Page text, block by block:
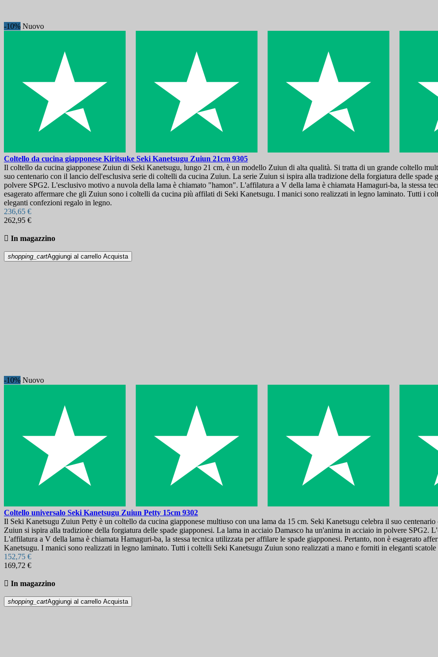
-10% Nuovo
Coltello da cucina giapponese Kiritsuke Seki Kanetsugu Zuiun 21cm 9305
Il coltello da cucina giapponese Zuiun di Seki Kanetsugu, lungo 21 cm, è un modello Zuiun di alta qualità. Si tratta di un grande coltello
suo centenario con il lancio dell'esclusiva serie di coltelli da cucina Zuiun. La serie Zuiun si ispira alla tradizione della forgiatura delle
polvere SPG2. L'esclusivo motivo a nuvola della lama è chiamato "hamon". L'affilatura a V della lama è chiamata Hamaguri-ba, la stessa
esagerato affermare che gli Zuiun sono i coltelli da cucina più affilati di Seki Kanetsugu. I manici sono realizzati in legno laminato. Tutti i
eleganti confezioni regalo in legno.
236,65 €
262,95 €
 In magazzino
shopping_cartAggiungi al carrello Acquista
-10% Nuovo
Coltello universalo Seki Kanetsugu Zuiun Petty 15cm 9302
Il Seki Kanetsugu Zuiun Petty è un coltello da cucina giapponese multiuso con una lama da 15 cm. Seki Kanetsugu celebra il suo
Zuiun si ispira alla tradizione della forgiatura delle spade giapponesi. La lama in acciaio Damasco ha un'anima in acciaio in polvere SPG2.
L'affilatura a V della lama è chiamata Hamaguri-ba, la stessa tecnica utilizzata per affilare le spade giapponesi. Pertanto, non è esagerato
Kanetsugu. I manici sono realizzati in legno laminato. Tutti i coltelli Seki Kanetsugu Zuiun sono realizzati a mano e forniti in eleganti
152,75 €
169,72 €
 In magazzino
shopping_cartAggiungi al carrello Acquista